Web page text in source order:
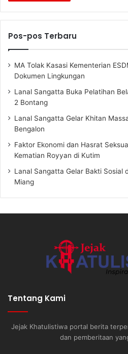
Pos-pos Terbaru
MA Tolak Kasasi Kementerian
Dokumen Lingkungan
Lanal Sangatta Buka Pelatihan
2 Bontang
Lanal Sangatta Gelar Khitan
Bengalon
Faktor Ekonomi dan Hasrat
Kematian Royyan di Kutim
Lanal Sangatta Gelar Bakti Sosial
Miang
Tentang Kami
Jejak Khatulistiwa portal berita
dan pemberitaan